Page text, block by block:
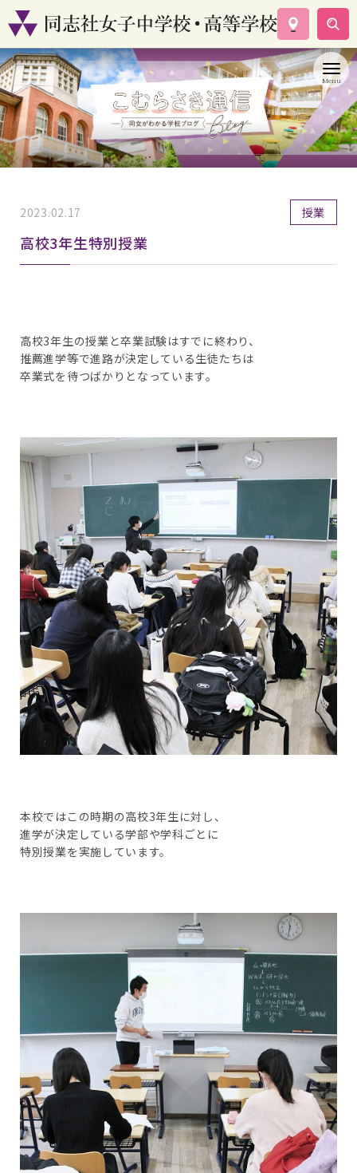
学校案内
コース紹介
学校生活
入試情報
資料請求
2023.02.17 授業
高校3年生特別授業
高校3年生の授業と卒業試験はすでに終わり、
推薦進学等で進路が決定している生徒たちは
卒業式を待つばかりとなっています。
本校ではこの時期の高校3年生に対し、
進学が決定している学部や学科ごとに
特別授業を実施しています。